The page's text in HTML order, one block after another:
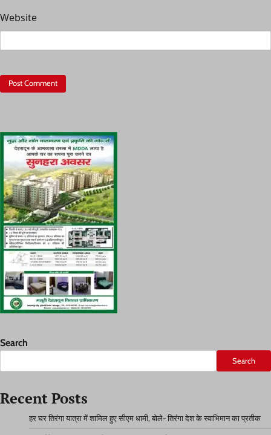
Website
Search
Search
Recent Posts
हर घर तिरंगा यात्रा में शामिल हुए सीएम धामी, बोले- तिरंगा देश के स्वाभिमान का प्रतीक